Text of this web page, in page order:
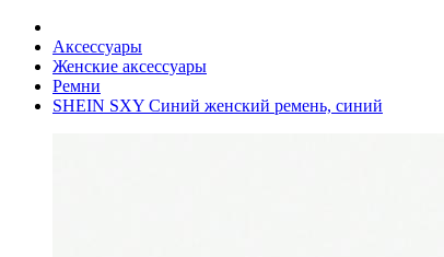
Аксессуары
Женские аксессуары
Ремни
SHEIN SXY Синий женский ремень, синий